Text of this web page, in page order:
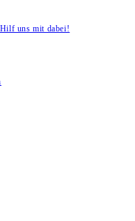
uns mit dabei!